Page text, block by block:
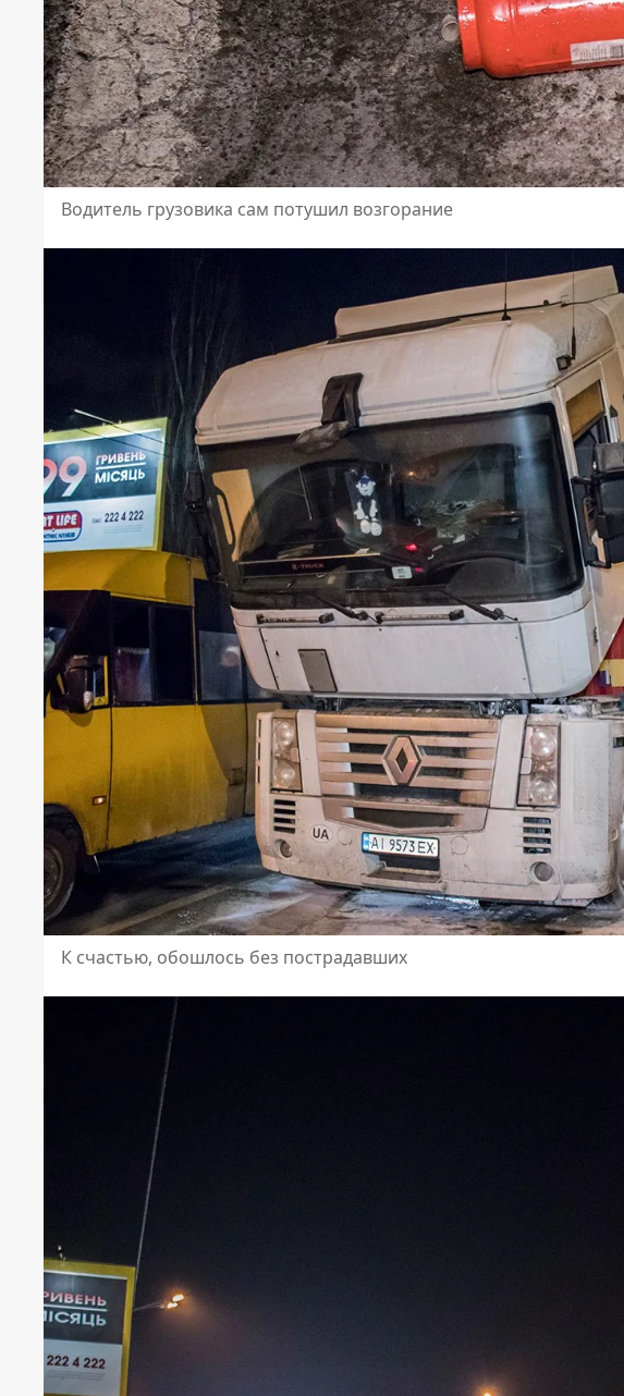
Водитель грузовика сам потушил возгорание
К счастью, обошлось без пострадавших